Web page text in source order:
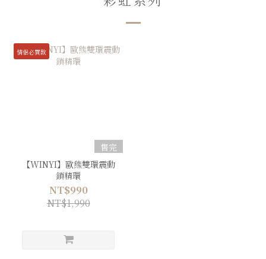
情侶必買款
售完
【WINYI】歐熊雙環震動
鎖精環
NT$990
NT$1,990